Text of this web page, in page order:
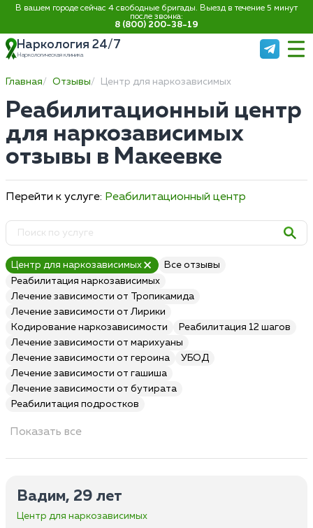
В вашем городе сейчас 4 свободные бригады. Выезд в течение 5 минут
после звонка:
8 (800) 200-38-19
Наркология 24/7
Наркологическая клиника
Главная Отзывы Центр для наркозависимых
Реабилитационный центр
для наркозависимых
отзывы в Макеевке
Перейти к услуге: Реабилитационный центр
Центр для наркозависимых
Все отзывы
Реабилитация наркозависимых
Лечение зависимости от Тропикамида
Лечение зависимости от Лирики
Кодирование наркозависимости
Реабилитация 12 шагов
Лечение зависимости от марихуаны
Лечение зависимости от героина
УБОД
Лечение зависимости от гашиша
Лечение зависимости от бутирата
Реабилитация подростков
Показать все
Вадим, 29 лет
Центр для наркозависимых